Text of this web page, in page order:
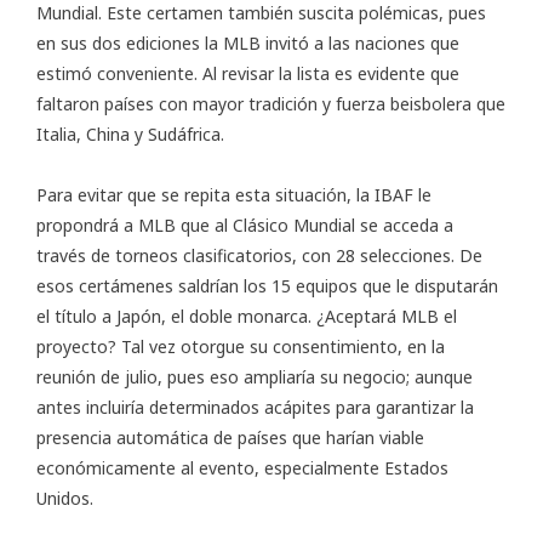
Mundial. Este certamen también suscita polémicas, pues
en sus dos ediciones la MLB invitó a las naciones que
estimó conveniente. Al revisar la lista es evidente que
faltaron países con mayor tradición y fuerza beisbolera que
Italia, China y Sudáfrica.
Para evitar que se repita esta situación, la IBAF le
propondrá a MLB que al Clásico Mundial se acceda a
través de torneos clasificatorios, con 28 selecciones. De
esos certámenes saldrían los 15 equipos que le disputarán
el título a Japón, el doble monarca. ¿Aceptará MLB el
proyecto? Tal vez otorgue su consentimiento, en la
reunión de julio, pues eso ampliaría su negocio; aunque
antes incluiría determinados acápites para garantizar la
presencia automática de países que harían viable
económicamente al evento, especialmente Estados
Unidos.